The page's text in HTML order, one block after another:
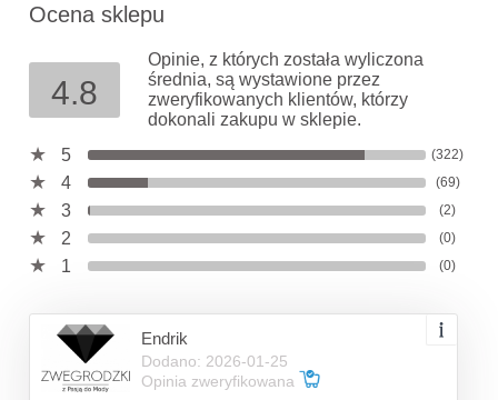
Ocena sklepu
4.8
Opinie, z których została wyliczona
średnia, są wystawione przez
zweryfikowanych klientów, którzy
dokonali zakupu w sklepie.
5
(322)
4 (69)
3 (2)
2 (0)
1 (0)
Endrik
Dodano: 2026-01-25
Opinia zweryfikowana